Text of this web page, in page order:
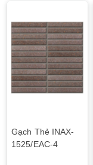
Gạch Thẻ INAX-
1525/EAC-4